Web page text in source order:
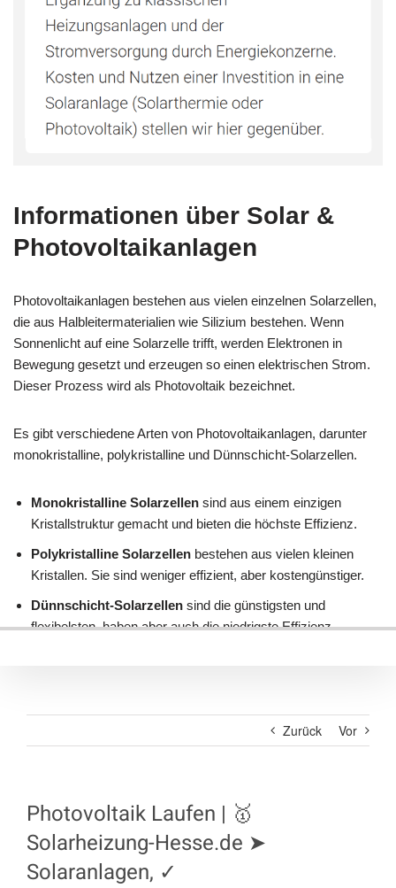
Zurück Vor
Photovoltaik Laufen | 🥇
Solarheizung-Hesse.de ➤
Solaranlagen, ✓